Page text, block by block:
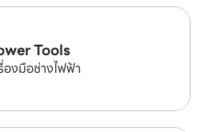
Tools
องมือช่างไฟฟ้า